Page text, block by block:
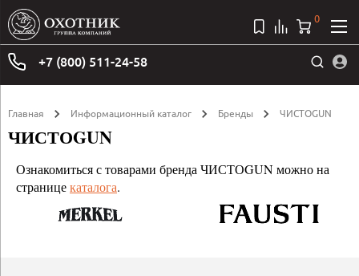
+7 (800) 511-24-58
0
Главная Информационный каталог Бренды ЧИСТОGUN
ЧИСТОGUN
Ознакомиться с товарами бренда ЧИСТОGUN можно на
страницекаталога.